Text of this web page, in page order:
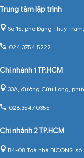
Trung tâm lập trình
Số 15, phố Đặng Thùy
024.3754.5222
Chi nhánh 1 TP.HCM
33A, đường Cửu Long,
028.3547.0355
Chi nhánh 2 TP.HCM
B4-08 Toà nhà BICONSI